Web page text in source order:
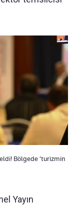
Bölgede 'turizmin
Yayın